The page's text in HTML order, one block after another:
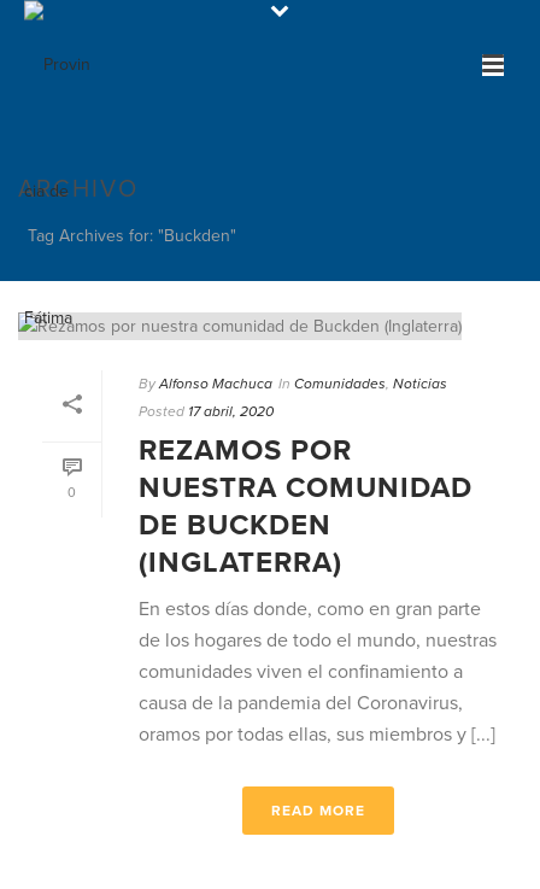
ARCHIVO
Tag Archives for: "Buckden"
0
By Alfonso Machuca In Comunidades, Noticias
Posted 17 abril, 2020
REZAMOS POR
NUESTRA COMUNIDAD
DE BUCKDEN
(INGLATERRA)
En estos días donde, como en gran parte
de los hogares de todo el mundo, nuestras
comunidades viven el confinamiento a
causa de la pandemia del Coronavirus,
oramos por todas ellas, sus miembros y [...]
READ MORE